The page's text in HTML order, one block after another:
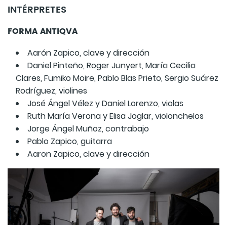
INTÉRPRETES
FORMA ANTIQVA
Aarón Zapico, clave y dirección
Daniel Pinteño, Roger Junyert, María Cecilia
Clares, Fumiko Moire, Pablo Blas Prieto, Sergio Suárez
Rodríguez, violines
José Ángel Vélez y Daniel Lorenzo, violas
Ruth María Verona y Elisa Joglar, violonchelos
Jorge Ángel Muñoz, contrabajo
Pablo Zapico, guitarra
Aaron Zapico, clave y dirección